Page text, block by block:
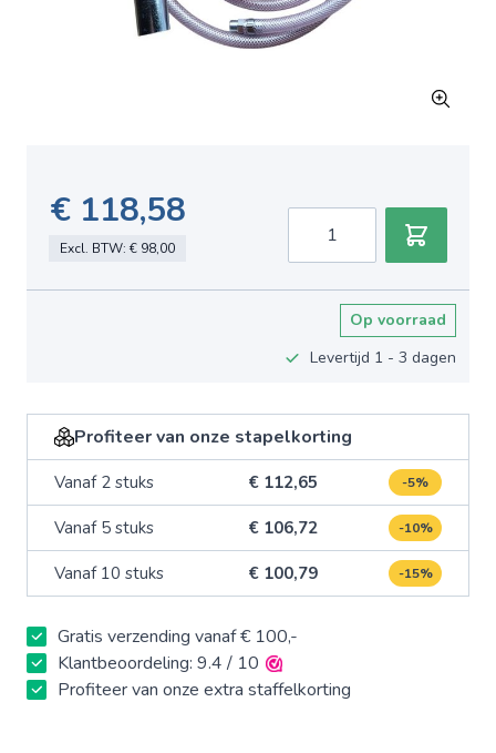
€ 118,58
Excl. BTW: € 98,00
Op voorraad
Levertijd 1 - 3 dagen
Profiteer van onze stapelkorting
Vanaf 2 stuks € 112,65 -5%
Vanaf 5 stuks € 106,72 -10%
Vanaf 10 stuks € 100,79 -15%
Gratis verzending vanaf € 100,-
Klantbeoordeling: 9.4 / 10
Profiteer van onze extra staffelkorting